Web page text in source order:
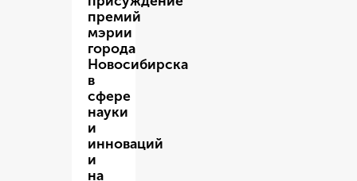
премий
мэрии
города
Новосибирска
в
сфере
науки
и
инноваций
и
на